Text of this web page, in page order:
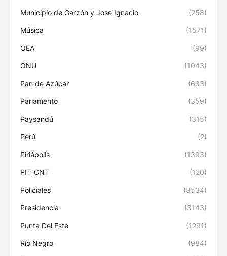
Municipio de Garzón y José Ignacio (258)
Música (1571)
OEA (99)
ONU (1043)
Pan de Azúcar (683)
Parlamento (359)
Paysandú (315)
Perú (2)
Piriápolis (1393)
PIT-CNT (120)
Policiales (8534)
Presidencia (3143)
Punta Del Este (1291)
Río Negro (984)